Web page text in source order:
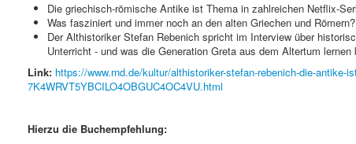
Die griechisch-römische Antike ist Thema in zahlreichen Netflix-
Was fasziniert und immer noch an den alten Griechen und Römern?
Der Althistoriker Stefan Rebenich spricht im Interview über
Unterricht - und was die Generation Greta aus dem Altertum lernen
Link: https://www.rnd.de/kultur/althistoriker-stefan-rebenich-die-antike-
7K4WRVT5YBCILO4OBGUC4OC4VU.html
Hierzu die Buchempfehlung: